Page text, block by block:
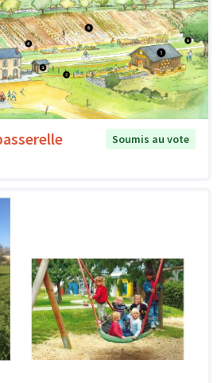
Soumis au vote